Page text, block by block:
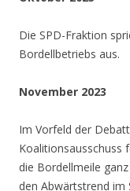
Die SPD-Fraktion
Bordellbetriebs aus.
November 2023
Im Vorfeld der
Koalitionsausschuss
die Bordellmeile
den Abwärtstrend im